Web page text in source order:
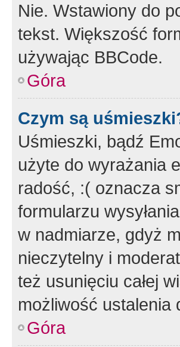
Nie. Wstawiony do
tekst. Większość
używając BBCode.
Góra
Czym są
Uśmieszki, bądź
użyte do wyrażania
radość, :( oznacza
formularzu
w nadmiarze, gdyż
nieczytelny i
też usunięciu całej
możliwość ustalenia
Góra